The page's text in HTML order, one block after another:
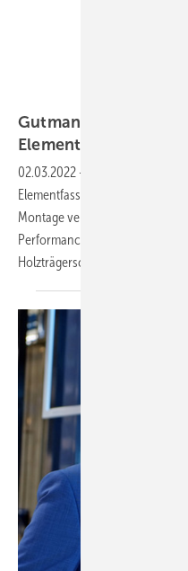
Gutmann: Neue Holz-
Elementfassade für
02.03.2022 -
Elementfassade für
Montage verbirgt sich die
Performance ist erst erreicht,
Holzträgerschale verbunden